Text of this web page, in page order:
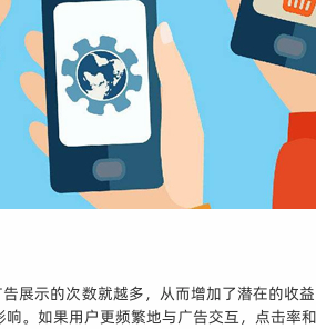
展示的次数就越多，从而增加了潜在的收
。如果用户更频繁地与广告交互，点击率